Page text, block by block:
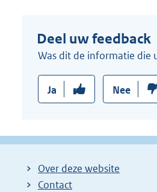
Deel uw feedback
Was dit de informatie die
Ja Nee
Over deze website
Contact